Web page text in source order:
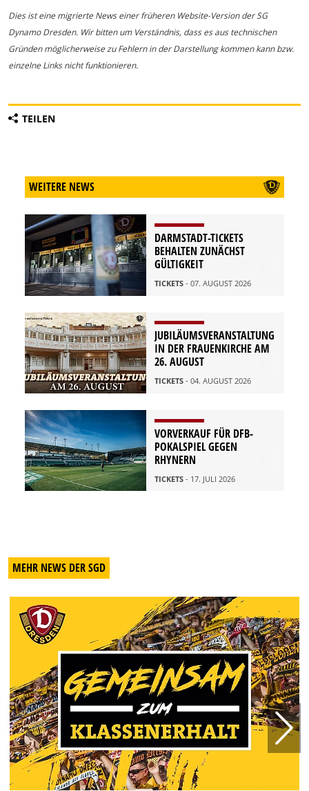
Dies ist eine migrierte News einer früheren Website-Version der SG
Dynamo Dresden. Wir bitten um Verständnis, dass es aus technischen
Gründen möglicherweise zu Fehlern in der Darstellung kommen kann bzw.
einzelne Links nicht funktionieren.
TEILEN
WEITERE NEWS
DARMSTADT-TICKETS
BEHALTEN ZUNÄCHST
GÜLTIGKEIT
TICKETS - 07. AUGUST 2026
JUBILÄUMSVERANSTALTUNG
IN DER FRAUENKIRCHE AM
26. AUGUST
TICKETS - 04. AUGUST 2026
VORVERKAUF FÜR DFB-
POKALSPIEL GEGEN
RHYNERN
TICKETS - 17. JULI 2026
MEHR NEWS DER SGD